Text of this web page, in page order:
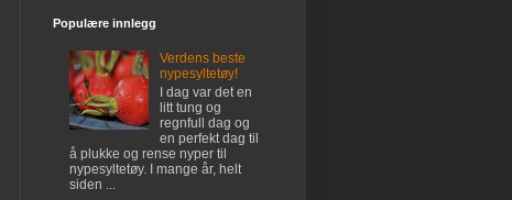
Populære innlegg
Verdens beste
nypesyltetøy!
I dag var det en
litt tung og
regnfull dag og
en perfekt dag til
å plukke og rense nyper til
nypesyltetøy. I mange år, helt
siden ...